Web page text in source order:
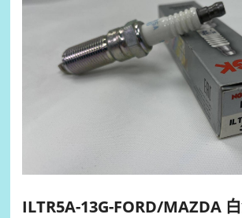
ILTR5A-13G-FORD/MAZDA